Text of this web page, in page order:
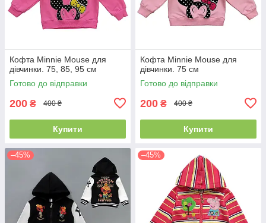
Кофта Minnie Mouse для
дівчинки. 75, 85, 95 см
Готово до відправки
200 ₴ 400 ₴
Купити
Кофта Minnie Mouse для
дівчинки. 75 см
Готово до відправки
200 ₴ 400 ₴
Купити
–45% –45%